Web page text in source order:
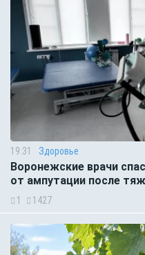
19:31 Здоровье
Воронежские врачи
от ампутации после
1 1427